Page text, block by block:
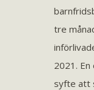
tre
2021.
syfte att